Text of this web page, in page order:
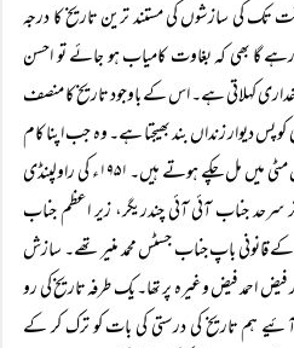
کی سازشوں کی مستند ترین تاریخ کا درجہ
گا بھی کہ بغاوت کامیاب ہو جائے تو احسن
کہلاتی ہے۔ اس کے باوجود تاریخ کا منصف
پس دیوار زنداں بند بھیجتا ہے۔ وہ جب اپنا کام
شروع کرتا ہے تو اس وقت تک فریقین مٹی میں مل چکے ہوتے ہیں۔ ۱۹۵۱ء کی راولپنڈی
جناب آئی آئی چندریگر، زیر اعظم جناب
باپ جناب جسٹس محمد منیر تھے۔ سازش
فیض احمد فیض وغیرہ پر تھا۔ یک طرفہ تاریخ کی رو
ہم تاریخ کی درستی کی بات کو ترک کر کے